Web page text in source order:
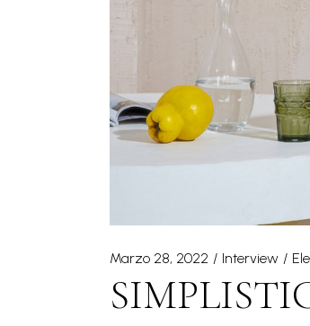
Marzo 28, 2022 Interview